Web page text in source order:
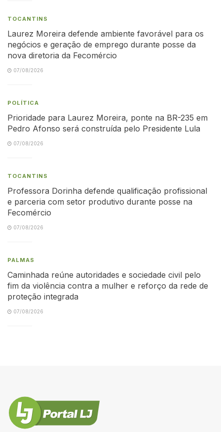
TOCANTINS
Laurez Moreira defende ambiente favorável para os
negócios e geração de emprego durante posse da
nova diretoria da Fecomércio
07/08/2026
POLÍTICA
Prioridade para Laurez Moreira, ponte na BR-235 em
Pedro Afonso será construída pelo Presidente Lula
07/08/2026
TOCANTINS
Professora Dorinha defende qualificação profissional
e parceria com setor produtivo durante posse na
Fecomércio
07/08/2026
PALMAS
Caminhada reúne autoridades e sociedade civil pelo
fim da violência contra a mulher e reforço da rede de
proteção integrada
07/08/2026